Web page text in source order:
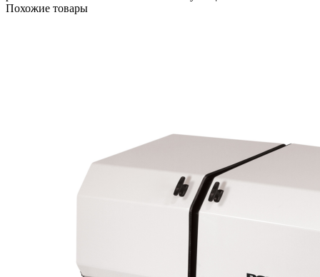
Похожие товары